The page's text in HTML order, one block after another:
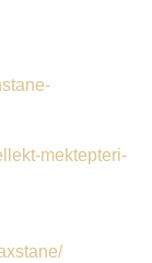
mektepteri-